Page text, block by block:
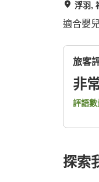
浮羽,
適合嬰
旅客
非
評語數
探索